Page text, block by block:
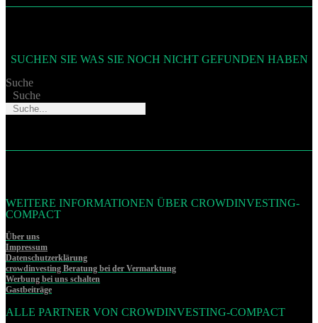
SUCHEN SIE WAS SIE NOCH NICHT GEFUNDEN HABEN
Suche
Suche
WEITERE INFORMATIONEN ÜBER CROWDINVESTING-
COMPACT
Über uns
Impressum
Datenschutzerklärung
crowdinvesting Beratung bei der Vermarktung
Werbung bei uns schalten
Gastbeiträge
ALLE PARTNER VON CROWDINVESTING-COMPACT